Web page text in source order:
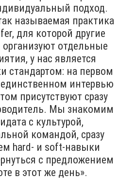
подход.
называемая практика
для которой другие
отдельные
у нас является
стандартом: на первом
интервью
присутствуют сразу
Мы знакомим
с культурой,
командой, сразу
hard- и soft-навыки
с предложением
в этот же день».